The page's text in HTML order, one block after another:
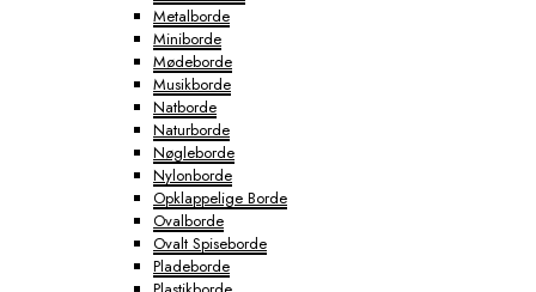
Metalborde
Miniborde
Mødeborde
Musikborde
Natborde
Naturborde
Nøgleborde
Nylonborde
Opklappelige Borde
Ovalborde
Ovalt Spiseborde
Pladeborde